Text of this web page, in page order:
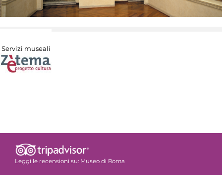
Servizi museali
Leggi le recensioni su: Museo di Roma